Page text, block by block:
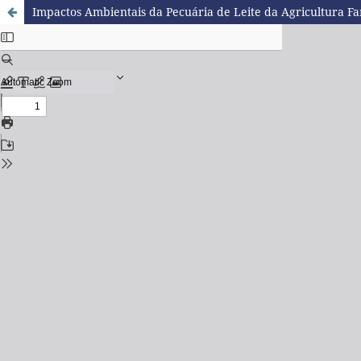
Impactos Ambientais da Pecuária de Leite da Agricultura